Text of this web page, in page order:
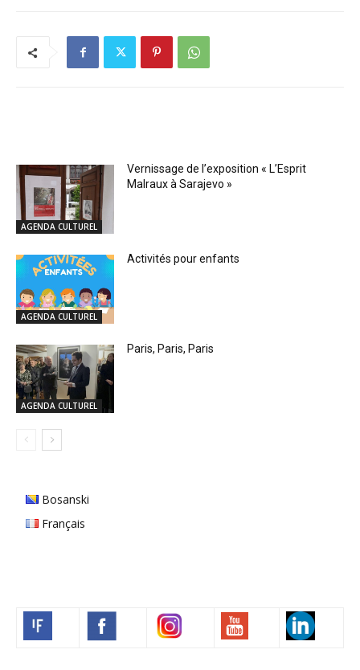
AGENDA CULTUREL
Vernissage de l’exposition « L’Esprit
Malraux à Sarajevo »
AGENDA CULTUREL
Activités pour enfants
AGENDA CULTUREL
Paris, Paris, Paris
Bosanski
Français